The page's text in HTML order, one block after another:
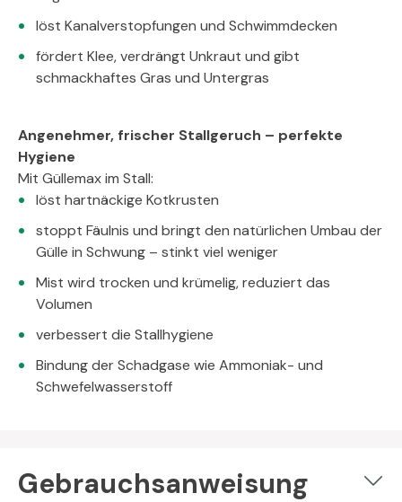
löst Kanalverstopfungen und Schwimmdecken
fördert Klee, verdrängt Unkraut und gibt
schmackhaftes Gras und Untergras
Angenehmer, frischer Stallgeruch – perfekte
Hygiene
Mit Güllemax im Stall:
löst hartnäckige Kotkrusten
stoppt Fäulnis und bringt den natürlichen Umbau der
Gülle in Schwung – stinkt viel weniger
Mist wird trocken und krümelig, reduziert das
Volumen
verbessert die Stallhygiene
Bindung der Schadgase wie Ammoniak- und
Schwefelwasserstoff
Gebrauchsanweisung